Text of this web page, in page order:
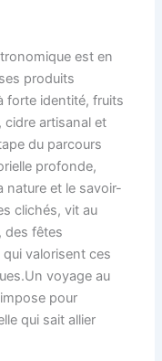
est en
produits
forte identité, fruits
cidre artisanal et
du parcours
profonde,
nature et le savoir-
clichés, vit au
des fêtes
valorisent ces
voyage au
pour
qui sait allier